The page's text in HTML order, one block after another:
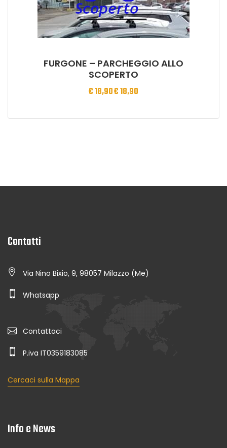
FURGONE – PARCHEGGIO ALLO
SCOPERTO
€18,90€18,90
Contatti
Via Nino Bixio, 9, 98057 Milazzo (Me)
Whatsapp
Contattaci
P.iva IT0359183085
Cercaci sulla Mappa
Info e News